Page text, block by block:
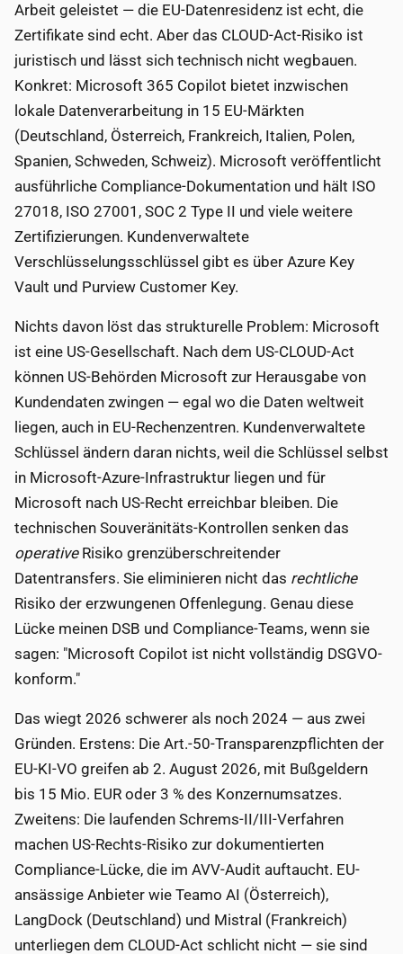
Arbeit geleistet — die EU-Datenresidenz ist echt, die
Zertifikate sind echt. Aber das CLOUD-Act-Risiko ist
juristisch und lässt sich technisch nicht wegbauen.
Konkret: Microsoft 365 Copilot bietet inzwischen
lokale Datenverarbeitung in 15 EU-Märkten
(Deutschland, Österreich, Frankreich, Italien, Polen,
Spanien, Schweden, Schweiz). Microsoft veröffentlicht
ausführliche Compliance-Dokumentation und hält ISO
27018, ISO 27001, SOC 2 Type II und viele weitere
Zertifizierungen. Kundenverwaltete
Verschlüsselungsschlüssel gibt es über Azure Key
Vault und Purview Customer Key.
Nichts davon löst das strukturelle Problem: Microsoft
ist eine US-Gesellschaft. Nach dem US-CLOUD-Act
können US-Behörden Microsoft zur Herausgabe von
Kundendaten zwingen — egal wo die Daten weltweit
liegen, auch in EU-Rechenzentren. Kundenverwaltete
Schlüssel ändern daran nichts, weil die Schlüssel selbst
in Microsoft-Azure-Infrastruktur liegen und für
Microsoft nach US-Recht erreichbar bleiben. Die
technischen Souveränitäts-Kontrollen senken das
operativeRisiko grenzüberschreitender
Datentransfers. Sie eliminieren nicht das rechtliche
Risiko der erzwungenen Offenlegung. Genau diese
Lücke meinen DSB und Compliance-Teams, wenn sie
sagen: "Microsoft Copilot ist nicht vollständig DSGVO-
konform."
Das wiegt 2026 schwerer als noch 2024 — aus zwei
Gründen. Erstens: Die Art.-50-Transparenzpflichten der
EU-KI-VO greifen ab 2. August 2026, mit Bußgeldern
bis 15 Mio. EUR oder 3 % des Konzernumsatzes.
Zweitens: Die laufenden Schrems-II/III-Verfahren
machen US-Rechts-Risiko zur dokumentierten
Compliance-Lücke, die im AVV-Audit auftaucht. EU-
ansässige Anbieter wie Teamo AI (Österreich),
LangDock (Deutschland) und Mistral (Frankreich)
unterliegen dem CLOUD-Act schlicht nicht — sie sind